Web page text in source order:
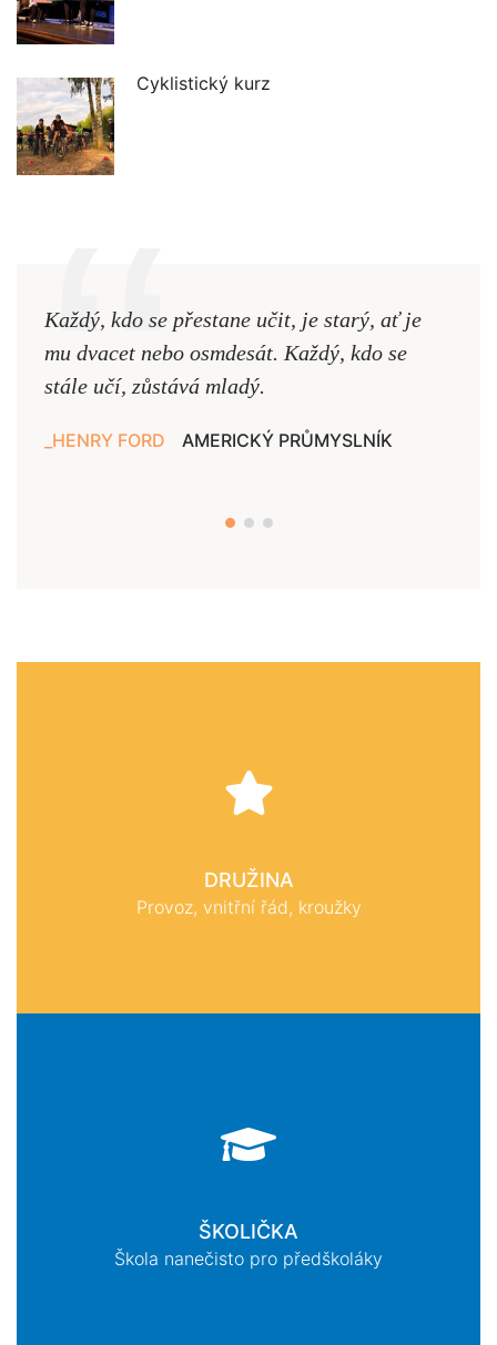
Cyklistický kurz
Každý, kdo se přestane učit, je starý, ať je
mu dvacet nebo osmdesát. Každý, kdo se
stále učí, zůstává mladý.
HENRY FORD AMERICKÝ PRŮMYSLNÍK
DRUŽINA
Provoz, vnitřní řád, kroužky
ŠKOLIČKA
Škola nanečisto pro předškoláky